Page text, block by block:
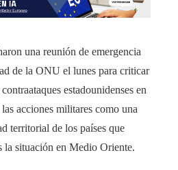
una reunión de emergencia
de la ONU el lunes para criticar
estadounidenses en
acciones militares como una
territorial de los países que
la situación en Medio Oriente.